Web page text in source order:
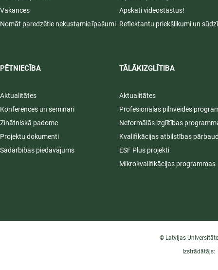
Vakances
Nomāt paredzētie nekustamie īpašumi
PĒTNIECĪBA
Aktualitātes
Konferences un semināri
Zinātniskā padome
Projektu dokumenti
Sadarbības piedāvājums
Apskati videostāstus!
Reflektantu priekšlikumi un
TĀLĀKIZGLĪTIBA
Aktualitātes
Profesionālās pilnveides
Neformālās izglītības
Kvalifikācijas atbilstības
ESF Plus projekti
Mikrokvalifikācijas programmas
© Latvijas
Izstrādātājs: